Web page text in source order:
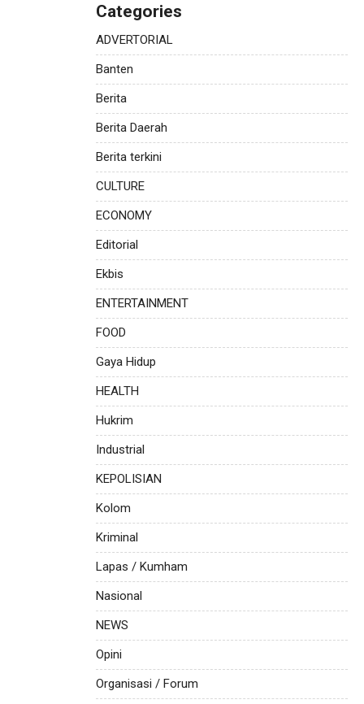
Categories
ADVERTORIAL
Banten
Berita
Berita Daerah
Berita terkini
CULTURE
ECONOMY
Editorial
Ekbis
ENTERTAINMENT
FOOD
Gaya Hidup
HEALTH
Hukrim
Industrial
KEPOLISIAN
Kolom
Kriminal
Lapas / Kumham
Nasional
NEWS
Opini
Organisasi / Forum